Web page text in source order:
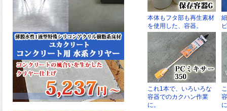
応塗膜は、強靭で耐衝撃性、
耐擦り傷性、耐摩耗性に優れ
た機能を発揮、フローンフル
トップが新しく販売開始致し
ました。ご購入はこちらか
ら。
2026.06.29
コストを重視しした材料で、
優れた性能と高品質で高度な
防水機能を発揮、フローン12